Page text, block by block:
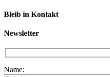
Bleib in Kontakt
Newsletter
Name: